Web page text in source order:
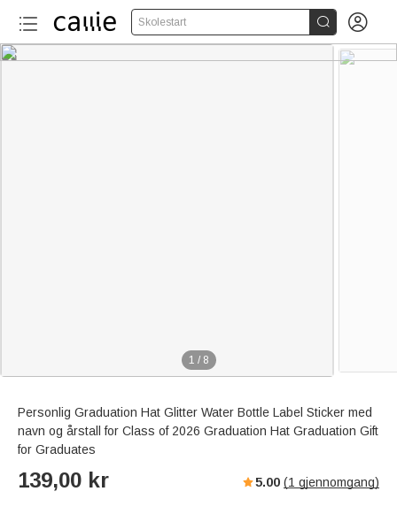
Skolestart  
1 / 8
Personlig Graduation Hat Glitter Water Bottle Label Sticker med
navn og årstall for Class of 2026 Graduation Hat Graduation Gift
for Graduates
139,00 kr 5.00 (1 gjennomgang)